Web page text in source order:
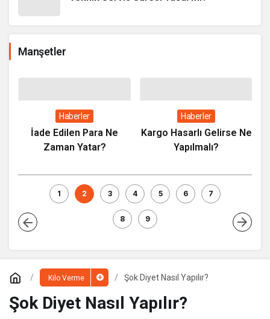
Manşetler
Haberler
İade Edilen Para Ne
Zaman Yatar?
Haberler
Kargo Hasarlı Gelirse Ne
Yapılmalı?
1 2 3 4 5 6 7
8 9
Kilo Verme Şok Diyet Nasıl Yapılır?
Şok Diyet Nasıl Yapılır?